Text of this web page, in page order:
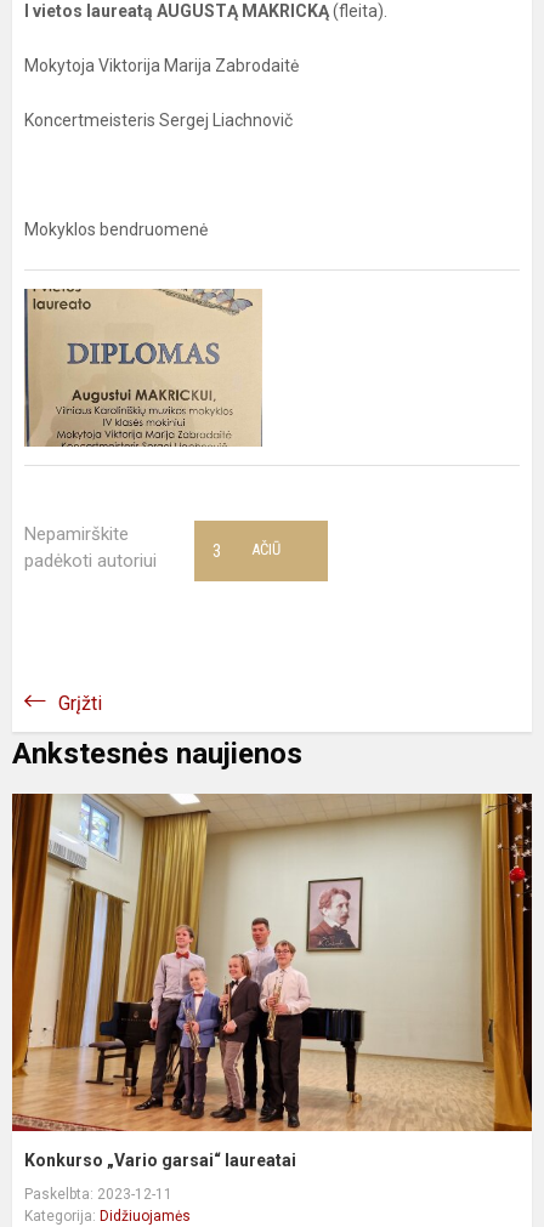
I vietos laureatą AUGUSTĄ MAKRICKĄ(fleita).
Mokytoja Viktorija Marija Zabrodaitė
Koncertmeisteris Sergej Liachnovič
Mokyklos bendruomenė
Nepamirškite
padėkoti autoriui
AČIŪ
3
Grįžti
Ankstesnės naujienos
Konkurso „Vario garsai“ laureatai
Paskelbta: 2023-12-11
Kategorija: Didžiuojamės